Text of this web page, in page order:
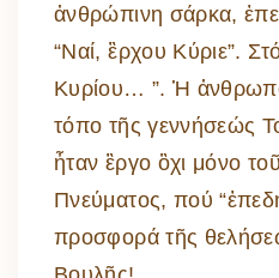
ἀνθρώπινη σάρκα,
“Ναί, ἒρχου Κύριε”.
Κυρίου… ”. Ἡ
τόπο τῆς γεννήσεώς
ἦταν ἒργο ὂχι μόνο
Πνεύματος, πού
προσφορά τῆς